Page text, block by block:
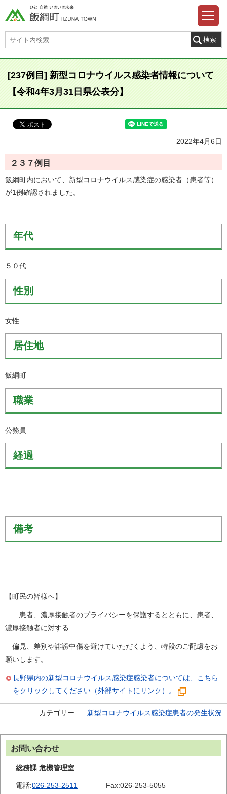
[237例目] 新型コロナウイルス感染者情報について
【令和4年3月31日県公表分】
2022年4月6日
２３７例目
飯綱町内において、新型コロナウイルス感染症の感染者（患者等）
が1例確認されました。
年代
５０代
性別
女性
居住地
飯綱町
職業
公務員
経過
備考
【町民の皆様へ】
患者、濃厚接触者のプライバシーを保護するとともに、患者、
濃厚接触者に対する
偏見、差別や誹謗中傷を避けていただくよう、特段のご配慮をお
願いします。
長野県内の新型コロナウイルス感染症感染者については、こちら
をクリックしてください（外部サイトにリンク）。
カテゴリー 新型コロナウイルス感染症患者の発生状況
お問い合わせ
総務課 危機管理室
電話:026-253-2511 Fax:026-253-5055